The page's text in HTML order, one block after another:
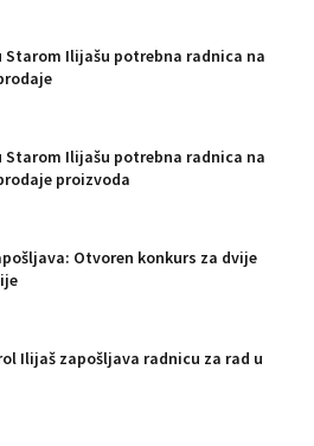
Starom Ilijašu potrebna radnica na
Starom Ilijašu potrebna radnica na
proizvoda
Otvoren konkurs za dvije
Ilijaš zapošljava radnicu za rad u